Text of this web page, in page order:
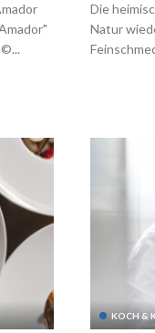
Die
Natur
KOCH &